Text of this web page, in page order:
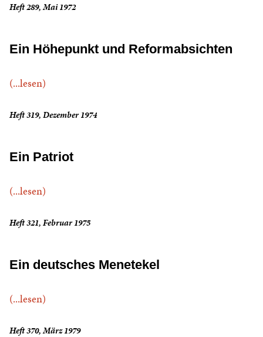
Heft 289, Mai 1972
Ein Höhepunkt und Reformabsichten
(...lesen)
Heft 319, Dezember 1974
Ein Patriot
(...lesen)
Heft 321, Februar 1975
Ein deutsches Menetekel
(...lesen)
Heft 370, März 1979